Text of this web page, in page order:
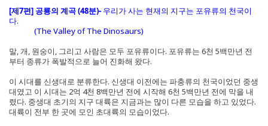
[제7편] 공룡의 계곡 (48분)- 우리가 사는 현재의 지구는 포유류의 천국이
다.
(The Valley of The Dinosaurs)
말, 개, 원숭이, 그리고 사람은 모두 포유류이다. 포유류는 6천 5백만년 전
부터 종류가 폭발적으로 늘어 진화해 왔다.
이 시대를 신생대로 분류한다. 신생대 이전에는 파충류의 천국이었던 중생
대였고 이 시대는 2억 4천 8백만년 전에 시작해 6천 5백만년 전에 막을 내
렸다. 중생대 초기의 지구 대륙은 지금과는 많이 다른 모습을 하고 있었다.
대륙이 전부 한 곳에 모인 초대륙의 모습이었다.